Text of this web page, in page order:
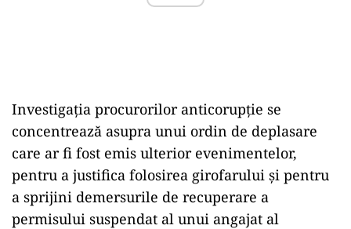
Investigația procurorilor anticorupție se
concentrează asupra unui ordin de deplasare
care ar fi fost emis ulterior evenimentelor,
pentru a justifica folosirea girofarului și pentru
a sprijini demersurile de recuperare a
permisului suspendat al unui angajat al